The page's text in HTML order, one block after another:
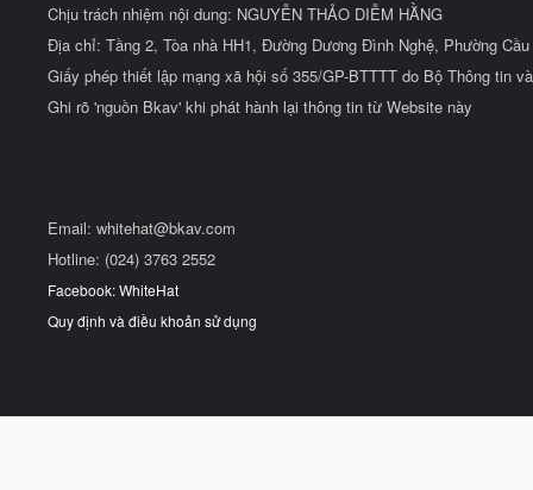
Chịu trách nhiệm nội dung: NGUYỄN THẢO DIỄM HẰNG
Địa chỉ: Tầng 2, Tòa nhà HH1, Đường Dương Đình Nghệ, Phường
Giấy phép thiết lập mạng xã hội số 355/GP-BTTTT do Bộ Thông tin
Ghi rõ 'nguồn Bkav' khi phát hành lại thông tin từ Website này
Email: whitehat@bkav.com
Hotline: (024) 3763 2552
Facebook: WhiteHat
Quy định và điều khoản sử dụng